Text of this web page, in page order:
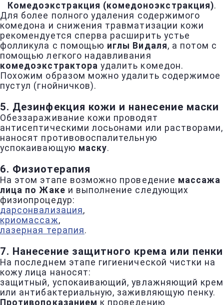
Комедоэкстракция (комедоноэкстракция).
Для более полного удаления содержимого
комедона и снижения травматизации кожи
рекомендуется сперва расширить устье
фолликула с помощью иглы Видаля, а потом с
помощью легкого надавливания
комедоэкстрактора удалить комедон.
Похожим образом можно удалить содержимое
пустул (гнойничков).
5. Дезинфекция кожи и нанесение маски
Обеззараживание кожи проводят
антисептическими лосьонами или растворами,
наносят противовоспалительную
успокаивающую маску.
6. Физиотерапия
На этом этапе возможно проведение массажа
лица по Жаке и выполнение следующих
физиопроцедур:
дарсонвализация,
криомассаж,
лазерная терапия.
7. Нанесение защитного крема или пенки
На последнем этапе гигиенической чистки на
кожу лица наносят:
защитный, успокаивающий, увлажняющий крем
или антибактериальную, заживляющую пенку.
Противопоказанием к проведению